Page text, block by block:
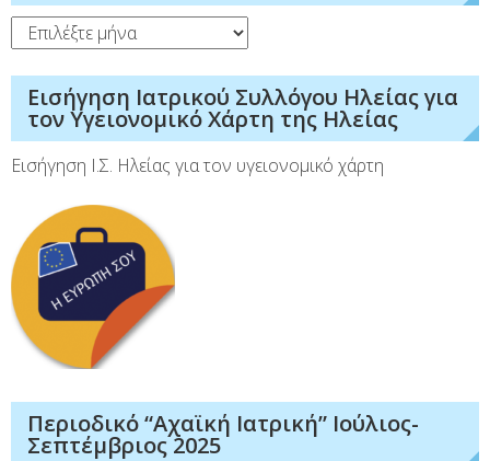
Ιστορικό
Εισήγηση Ιατρικού Συλλόγου Ηλείας για
τον Υγειονομικό Χάρτη της Ηλείας
Εισήγηση Ι.Σ. Ηλείας για τον υγειονομικό χάρτη
Περιοδικό “Αχαϊκή Ιατρική” Ιούλιος-
Σεπτέμβριος 2025